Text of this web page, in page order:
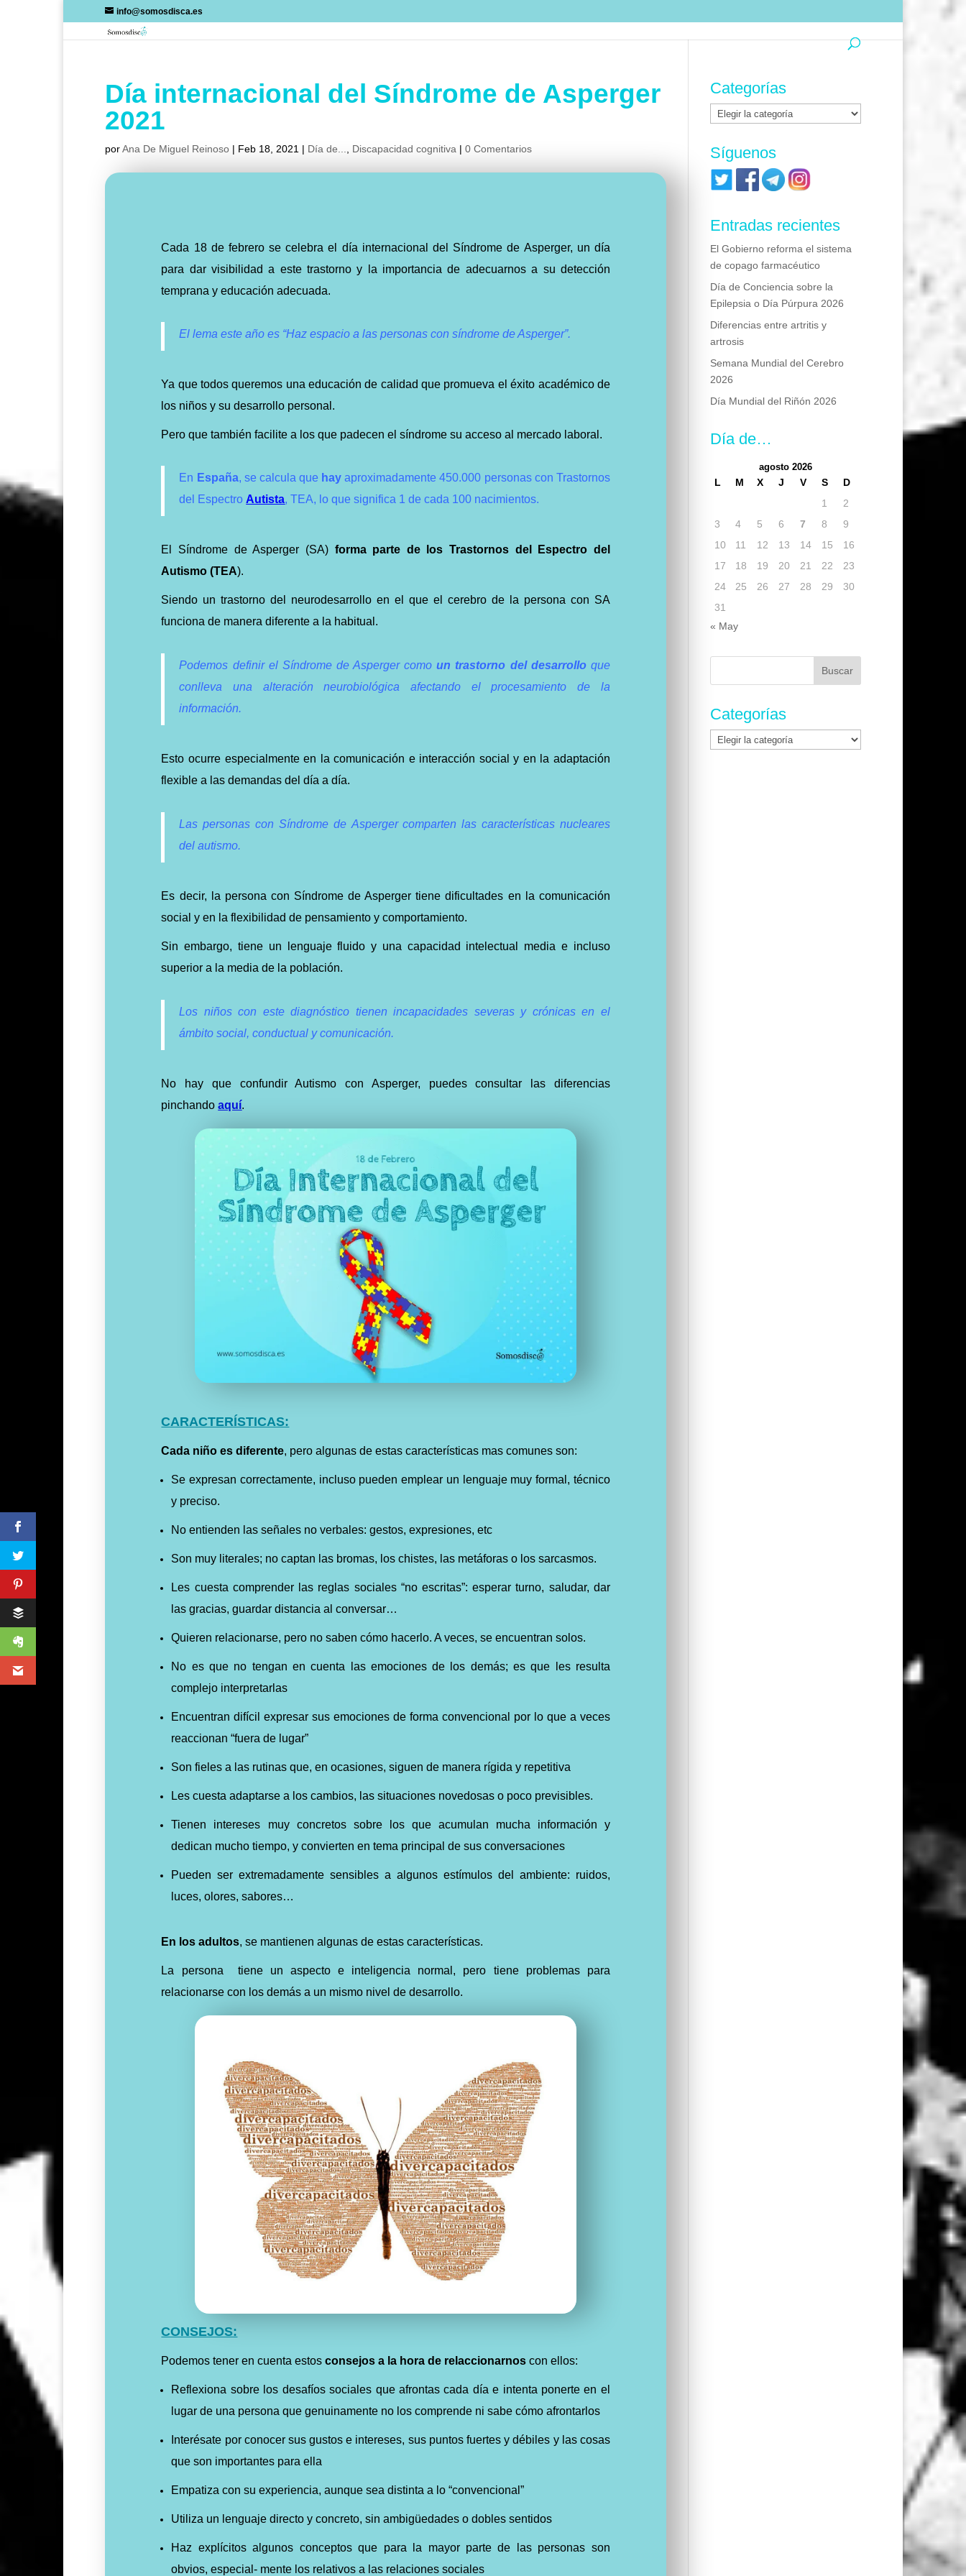
info@somosdisca.es
Día internacional del Síndrome de Asperger
2021
porAna De Miguel Reinoso | Feb 18, 2021 | Día de... Discapacidad cognitiva |0 Comentarios
Cada 18 de febrero se celebra el día internacional del Síndrome de Asperger, un día
para dar visibilidad a este trastorno y la importancia de adecuarnos a su detección
temprana y educación adecuada.
El lema este año es “Haz espacio a las personas con síndrome de Asperger”.
Ya que todos queremos una educación de calidad que promueva el éxito académico de
los niños y su desarrollo personal.
Pero que también facilite a los que padecen el síndrome su acceso al mercado laboral.
En España, se calcula que hay aproximadamente 450.000 personas con Trastornos
del Espectro Autista, TEA, lo que significa 1 de cada 100 nacimientos.
El Síndrome de Asperger (SA) forma parte de los Trastornos del Espectro del
Autismo (TEA).
Siendo un trastorno del neurodesarrollo en el que el cerebro de la persona con SA
funciona de manera diferente a la habitual.
Podemos definir el Síndrome de Asperger comoun trastorno del desarrolloque
conlleva una alteración neurobiológica afectando el procesamiento de la
información.
Esto ocurre especialmente en la comunicación e interacción social y en la adaptación
flexible a las demandas del día a día.
Las personas con Síndrome de Asperger comparten las características nucleares
del autismo.
Es decir, la persona con Síndrome de Asperger tiene dificultades en la comunicación
social y en la flexibilidad de pensamiento y comportamiento.
Sin embargo, tiene un lenguaje fluido y una capacidad intelectual media e incluso
superior a la media de la población.
Los niños con este diagnóstico tienen incapacidades severas y crónicas en el
ámbito social, conductual y comunicación.
No hay que confundir Autismo con Asperger, puedes consultar las diferencias
pinchandoaquí.
CARACTERÍSTICAS:
Cada niño es diferente, pero algunas de estas características mas comunes son:
Se expresan correctamente, incluso pueden emplear un lenguaje muy formal, técnico
y preciso.
No entienden las señales no verbales: gestos, expresiones, etc
Son muy literales; no captan las bromas, los chistes, las metáforas o los sarcasmos.
Les cuesta comprender las reglas sociales “no escritas”: esperar turno, saludar, dar
las gracias, guardar distancia al conversar…
Quieren relacionarse, pero no saben cómo hacerlo. A veces, se encuentran solos.
No es que no tengan en cuenta las emociones de los demás; es que les resulta
complejo interpretarlas
Encuentran difícil expresar sus emociones de forma convencional por lo que a veces
reaccionan “fuera de lugar”
Son fieles a las rutinas que, en ocasiones, siguen de manera rígida y repetitiva
Les cuesta adaptarse a los cambios, las situaciones novedosas o poco previsibles.
Tienen intereses muy concretos sobre los que acumulan mucha información y
dedican mucho tiempo, y convierten en tema principal de sus conversaciones
Pueden ser extremadamente sensibles a algunos estímulos del ambiente: ruidos,
luces, olores, sabores…
En los adultos, se mantienen algunas de estas características.
La persona tiene un aspecto e inteligencia normal, pero tiene problemas para
relacionarse con los demás a un mismo nivel de desarrollo.
CONSEJOS:
Podemos tener en cuenta estosconsejos a la hora de relaccionarnos con ellos:
Reflexiona sobre los desafíos sociales que afrontas cada día e intenta ponerte en el
lugar de una persona que genuinamente no los comprende ni sabe cómo afrontarlos
Interésate por conocer sus gustos e intereses, sus puntos fuertes y débiles y las cosas
que son importantes para ella
Empatiza con su experiencia, aunque sea distinta a lo “convencional”
Utiliza un lenguaje directo y concreto, sin ambigüedades o dobles sentidos
Haz explícitos algunos conceptos que para la mayor parte de las personas son
obvios, especial- mente los relativos a las relaciones sociales
Categorías
Categorías
Síguenos
Entradas recientes
El Gobierno reforma el sistema
de copago farmacéutico
Día de Conciencia sobre la
Epilepsia o Día Púrpura 2026
Diferencias entre artritis y
artrosis
Semana Mundial del Cerebro
2026
Día Mundial del Riñón 2026
Día de…
agosto 2026
L M X J V S
D
1
2
3
4 5 6 7 8
9
10
11 12 13 14 15
16
17
18 19 20 21 22
23
24
25 26 27 28 29
30
31
« May
Buscar:
Categorías
Categorías